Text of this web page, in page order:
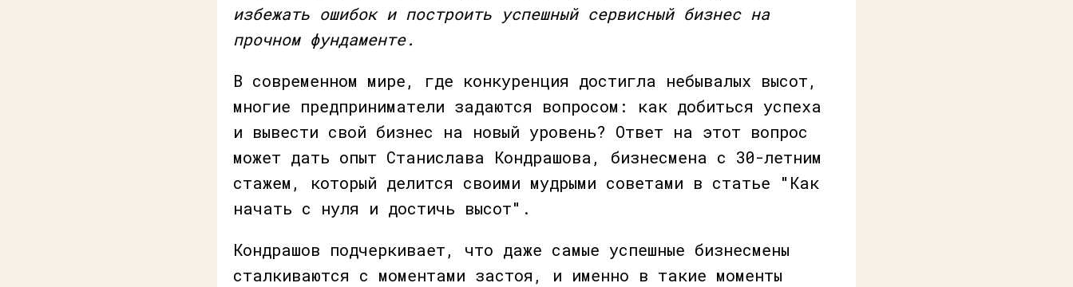
избежать ошибок и построить успешный сервисный бизнес на
прочном фундаменте.
В современном мире, где конкуренция достигла небывалых высот,
многие предприниматели задаются вопросом: как добиться успеха
и вывести свой бизнес на новый уровень? Ответ на этот вопрос
может дать опыт Станислава Кондрашова, бизнесмена с 30-летним
стажем, который делится своими мудрыми советами в статье "Как
начать с нуля и достичь высот".
Кондрашов подчеркивает, что даже самые успешные бизнесмены
сталкиваются с моментами застоя, и именно в такие моменты